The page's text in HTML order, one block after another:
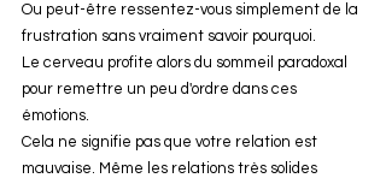
Ou peut-être ressentez-vous simplement de la
frustration sans vraiment savoir pourquoi.
Le cerveau profite alors du sommeil paradoxal
pour remettre un peu d'ordre dans ces
émotions.
Cela ne signifie pas que votre relation est
mauvaise. Même les relations très solides